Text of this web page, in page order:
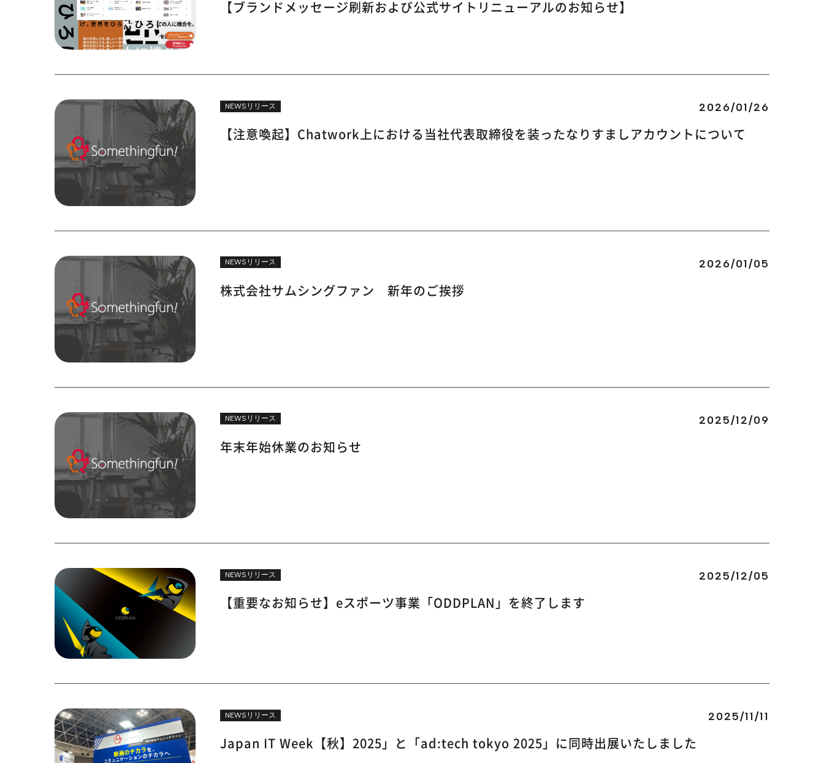
【ブランドメッセージ刷新および公式サイトリニューアルのお知らせ】
NEWSリリース 2026/01/26
【注意喚起】Chatwork上における当社代表取締役を装ったなりすましアカウントについて
NEWSリリース 2026/01/05
株式会社サムシングファン 新年のご挨拶
NEWSリリース 2025/12/09
年末年始休業のお知らせ
NEWSリリース 2025/12/05
【重要なお知らせ】eスポーツ事業「ODDPLAN」を終了します
NEWSリリース 2025/11/11
Japan IT Week【秋】2025」と「ad:tech tokyo 2025」に同時出展いたしました